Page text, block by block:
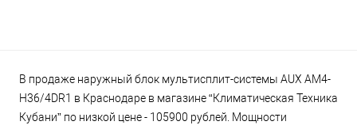
В продаже наружный блок мультисплит-системы AUX AM4-
H36/4DR1 в Краснодаре в магазине “Климатическая Техника
Кубани” по низкой цене - 105900 рублей. Мощности